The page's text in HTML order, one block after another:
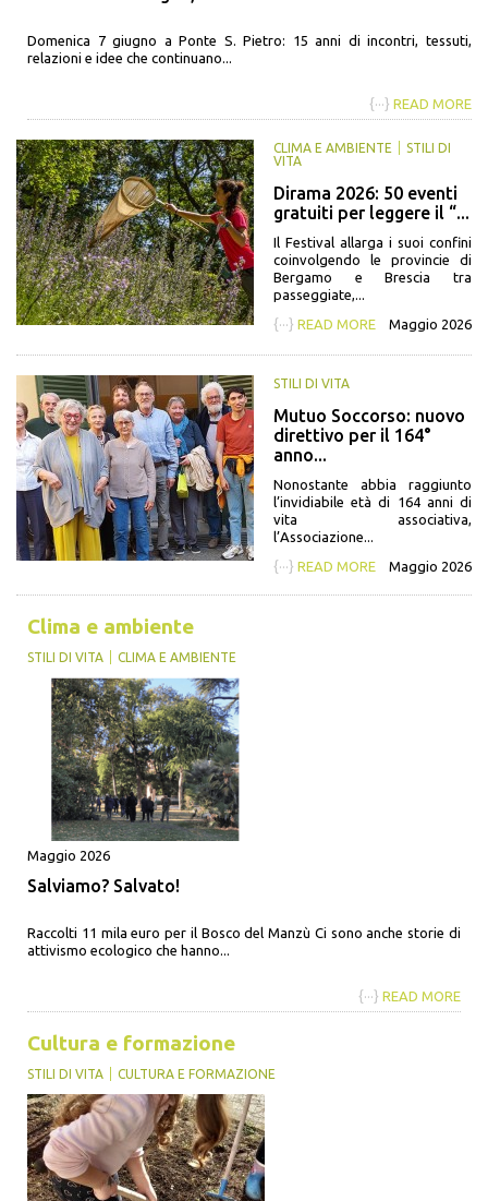
Domenica 7 giugno a Ponte S. Pietro: 15 anni di incontri, tessuti,
relazioni e idee che continuano...
{···} READ MORE
CLIMA E AMBIENTE
STILI DI
VITA
Dirama 2026: 50 eventi
gratuiti per leggere il “...
Il Festival allarga i suoi confini
coinvolgendo le provincie di
Bergamo e Brescia tra
passeggiate,...
{···} READ MORE Maggio 2026
STILI DI VITA
Mutuo Soccorso: nuovo
direttivo per il 164°
anno...
Nonostante abbia raggiunto
l’invidiabile età di 164 anni di
vita associativa,
l’Associazione...
{···} READ MORE Maggio 2026
Clima e ambiente
STILI DI VITA CLIMA E AMBIENTE
Maggio 2026
Salviamo? Salvato!
Raccolti 11 mila euro per il Bosco del Manzù Ci sono anche storie di
attivismo ecologico che hanno...
{···} READ MORE
Cultura e formazione
STILI DI VITA CULTURA E FORMAZIONE